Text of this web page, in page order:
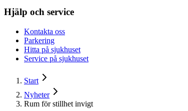
Hjälp och service
Kontakta oss
Parkering
Hitta på sjukhuset
Service på sjukhuset
Start
Nyheter
Rum för stillhet invigt